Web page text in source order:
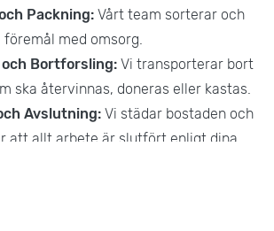
Packning: Vårt team sorterar och
föremål med omsorg.
Bortforsling: Vi transporterar bort
ska återvinnas, doneras eller kastas.
Avslutning: Vi städar bostaden och
att allt arbete är slutfört enligt dina